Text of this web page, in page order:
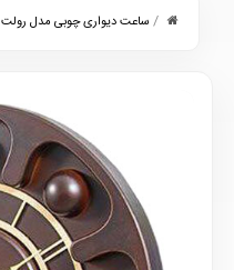
/ ساعت دیواری چوبی مدل رولت